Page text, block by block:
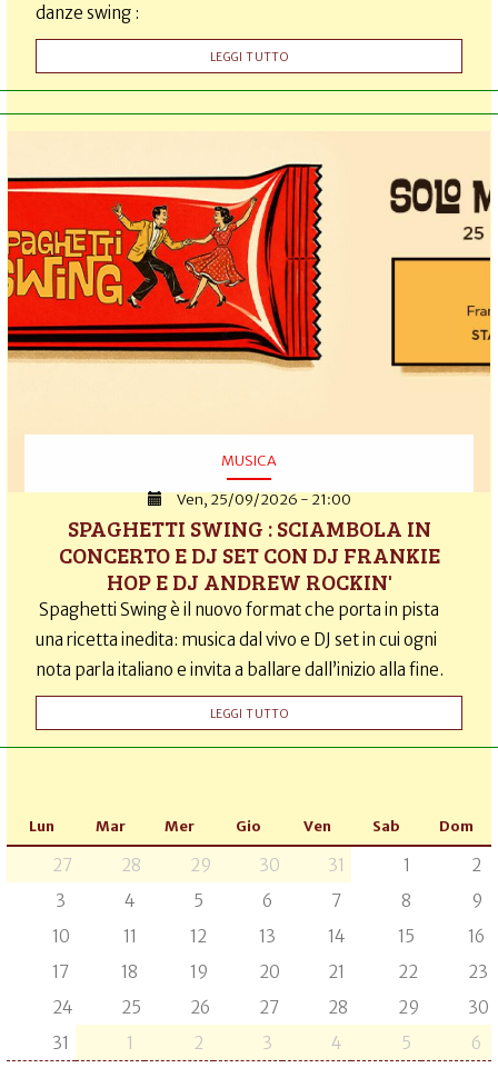
danze swing :
LEGGI TUTTO
MUSICA
Ven, 25/09/2026 - 21:00
SPAGHETTI SWING : SCIAMBOLA IN
CONCERTO E DJ SET CON DJ FRANKIE
HOP E DJ ANDREW ROCKIN'
Spaghetti Swing è il nuovo format che porta in pista
una ricetta inedita: musica dal vivo e DJ set in cui ogni
nota parla italiano e invita a ballare dall’inizio alla fine.
LEGGI TUTTO
Lun Mar Mer Gio Ven Sab Dom
27 28 29 30 31 1
2
3
4 5 6 7 8
9
10
11 12 13 14 15
16
17
18 19 20 21 22
23
24
25 26 27 28 29
30
31
1 2 3 4 5 6